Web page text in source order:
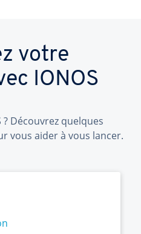
votre
IONOS
? Découvrez quelques
vous aider à vous lancer.